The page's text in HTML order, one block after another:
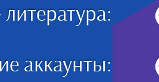
литература:
аккаунты: